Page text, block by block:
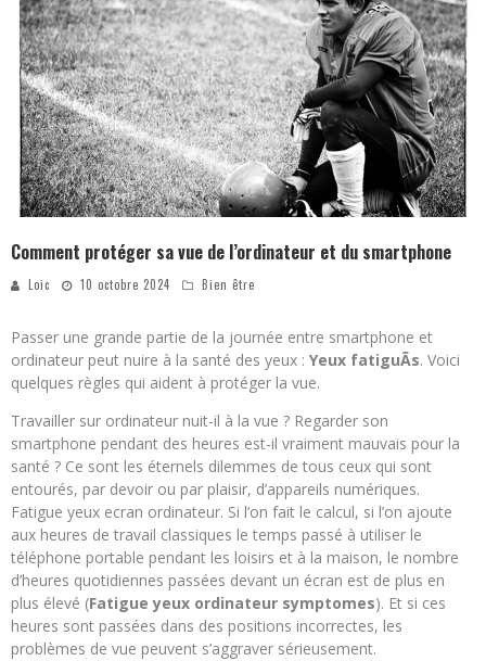
Comment protéger sa vue de l’ordinateur et du smartphone
Loic 10 octobre 2024 Bien être
Passer une grande partie de la journée entre smartphone et
ordinateur peut nuire à la santé des yeux : Yeux fatiguÃs. Voici
quelques règles qui aident à protéger la vue.
Travailler sur ordinateur nuit-il à la vue ? Regarder son
smartphone pendant des heures est-il vraiment mauvais pour la
santé ? Ce sont les éternels dilemmes de tous ceux qui sont
entourés, par devoir ou par plaisir, d’appareils numériques.
Fatigue yeux ecran ordinateur. Si l’on fait le calcul, si l’on ajoute
aux heures de travail classiques le temps passé à utiliser le
téléphone portable pendant les loisirs et à la maison, le nombre
d’heures quotidiennes passées devant un écran est de plus en
plus élevé (Fatigue yeux ordinateur symptomes). Et si ces
heures sont passées dans des positions incorrectes, les
problèmes de vue peuvent s’aggraver sérieusement.